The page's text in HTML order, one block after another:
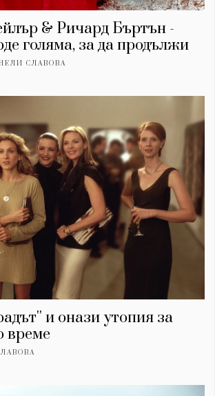
& Ричард Бъртън -
голяма, за да продължи
СЛАВОВА
и онази утопия за
време